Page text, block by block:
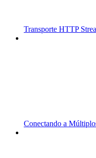
Transporte HTTP
Conectando a